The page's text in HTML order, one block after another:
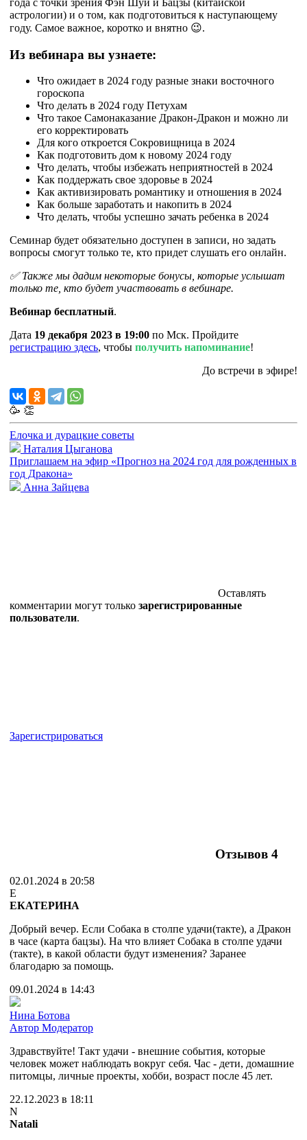
астрологии) и о том, как подготовиться к наступающему
году. Самое важное, коротко и внятно 😉.
Из вебинара вы узнаете:
Что ожидает в 2024 году разные знаки восточного
гороскопа
Что делать в 2024 году Петухам
Что такое Самонаказание Дракон-Дракон и можно ли
его корректировать
Для кого откроется Сокровищница в 2024
Как подготовить дом к новому 2024 году
Что делать, чтобы избежать неприятностей в 2024
Как поддержать свое здоровье в 2024
Как активизировать романтику и отношения в 2024
Как больше заработать и накопить в 2024
Что делать, чтобы успешно зачать ребенка в 2024
Семинар будет обязательно доступен в записи, но задать
вопросы смогут только те, кто придет слушать его онлайн.
✅ Также мы дадим некоторые бонусы, которые услышат
только те, кто будет участвовать в вебинаре.
Вебинар бесплатный.
Дата 19 декабря 2023 в 19:00 по Мск. Пройдите
регистрацию здесь, чтобы получить напоминание!
До встречи в эфире!
🥳 👏
Елочка и дурацкие советы
Наталия Цыганова
Приглашаем на эфир «Прогноз на 2024 год для рожденных в
год Дракона»
Анна Зайцева
Оставлять
комментарии могут только зарегистрированные
пользователи.
Зарегистрироваться
Отзывов 4
02.01.2024 в 20:58
Е
ЕКАТЕРИНА
Добрый вечер. Если Собака в столпе удачи(такте), а Дракон
в часе (карта бацзы). На что влияет Собака в столпе удачи
(такте), в какой области будут изменения? Заранее
благодарю за помощь.
09.01.2024 в 14:43
Нина Ботова
Автор Модератор
Здравствуйте! Такт удачи - внешние события, которые
человек может наблюдать вокруг себя. Час - дети, домашние
питомцы, личные проекты, хобби, возраст после 45 лет.
22.12.2023 в 18:11
N
Natali